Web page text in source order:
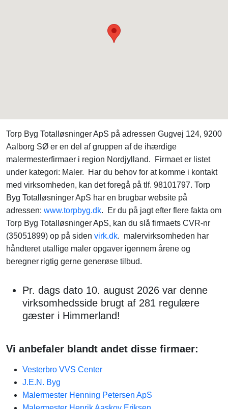
Torp Byg Totalløsninger ApS på adressen Gugvej 124, 9200
Aalborg SØ er en del af gruppen af de ihærdige
malermesterfirmaer i region Nordjylland. Firmaet er listet
under kategori: Maler. Har du behov for at komme i kontakt
med virksomheden, kan det foregå på tlf. 98101797. Torp
Byg Totalløsninger ApS har en brugbar website på
adressen: www.torpbyg.dk. Er du på jagt efter flere fakta om
Torp Byg Totalløsninger ApS, kan du slå firmaets CVR-nr
(35051899) op på siden virk.dk. malervirksomheden har
håndteret utallige maler opgaver igennem årene og
beregner rigtig gerne generøse tilbud.
Pr. dags dato 10. august 2026 var denne
virksomhedsside brugt af 281 regulære
gæster i Himmerland!
Vi anbefaler blandt andet disse firmaer:
Vesterbro VVS Center
J.E.N. Byg
Malermester Henning Petersen ApS